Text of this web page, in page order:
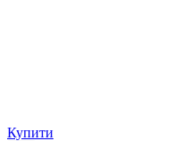
Купити